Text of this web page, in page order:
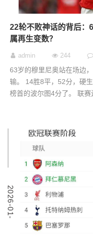
22轮不败神话的背后：
属再生变数？
admin 244
63岁的穆里尼奥站在场边
输。 14胜8平，52分，硬
榜首的波尔图4分了。 联赛
2
0
2
6
-
0
1
-
3